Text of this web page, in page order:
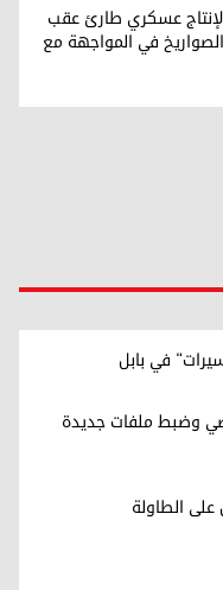
عسكري طارئ عقب
في المواجهة مع
في بابل
وضبط ملفات جديدة
الطاولة